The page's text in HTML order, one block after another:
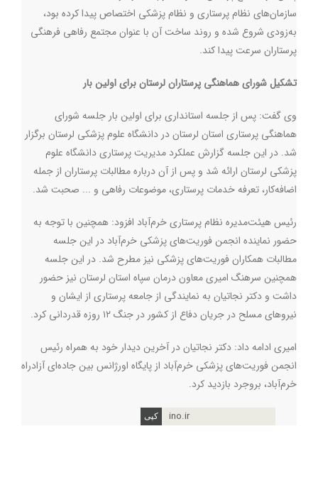
سازمان‌های نظام پرستاری و نظام پزشکی اختصاص پیدا کرده بود،
به‌زودی شروع شده و روند ساخت آن با عنوان مجتمع رفاهی فرهنگی
پرستاران سرعت پیدا کند.
تشکیل شورای هماهنگی پرستاران لرستان برای اولین بار
وی گفت: پس از جلسه استانداری برای اولین بار جلسه شورای
هماهنگی پرستاری استان لرستان در دانشگاه علوم پزشکی لرستان برگزار
شد. در این جلسه گزارش عملکرد مدیریت پرستاری دانشگاه علوم
پزشکی لرستان ارائه شد و پس از آن درباره مطالبات پرستاران از جمله
اضافه‌کار، تعرفه خدمات پرستاری، موضوعات رفاهی و ... صحبت شد.
رئیس هیئت‌مدیره نظام پرستاری خرم‌آباد افزود: همچنین با توجه به
حضور نماینده انجمن فوریت‌های پزشکی خرم‌آباد در این جلسه
مطالبات همکاران فوریت‌های پزشکی نیز مطرح شد. در این جلسه
همچنین سرهنگ امیری معاون درمان سپاه استان لرستان نیز حضور
داشت و دکتر نجاتیان به نمایندگی از جامعه پرستاری از ایشان و
نیروهای مسلح در جریان دفاع از کشور در جنگ ۱۲ روزه قدردانی کرد.
امیری ادامه داد:‌ دکتر نجاتیان در آخرین دیدار خود به همراه رئیس
انجمن‌ فوریت‌های پزشکی خرم‌آباد از پایگاه اورژانس بین جاده‌ای آزادراه
خرم‌آباد، بروجرد بازدید کرد.
ino.ir